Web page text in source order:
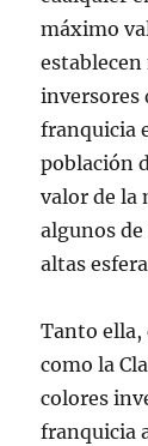
máximo
inversores
franquicia
población
valor de la
algunos
altas
Tanto ella,
como la
colores
franquicia